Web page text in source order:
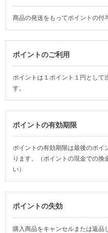
商品の発送をもってポイントの付
ポイントのご利用
ポイントは１ポイント１円として
す。
ポイントの有効期限
ポイントの有効期限は最後のポイ
ります。（ポイントの現金での換
い）
ポイントの失効
購入商品をキャンセルまたは返品